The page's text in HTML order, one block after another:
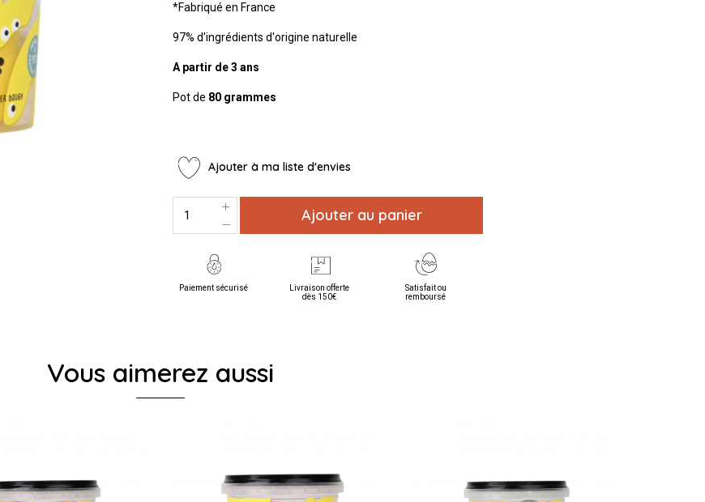
*Fabriqué en France
97% d'ingrédients d'origine naturelle
A partir de 3 ans
Pot de 80 grammes
Ajouter à ma liste d'envies
Ajouter au panier
Paiement sécurisé
Livraison offerte
dès 150€
Satisfait ou
remboursé
Vous aimerez aussi